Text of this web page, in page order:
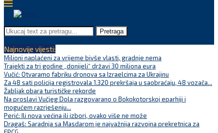
Pretraga
Najnovije vijesti:
Milioni naplaćeni za vrijeme bivše vlasti, gradnje nema
Trajekti za tri godine „donijeli“ državi 30 miliona eura
Vučić: Otvaramo fabriku dronova sa Izraelcima za Ukrajinu
Za 48 sati policija registrovala 1.320 prekršaja u saobraćaju, 48 vozača...
Žabljak obara turističke rekorde
Na proslavi Vučjeg Dola razgovarano o Bokokotorskoj eparhiji i
mogućem razrješenju...
Perić: Ili nova većina ili izbori, ovako više ne može
Dragaš: Saradnja sa Masdarom je najvažnija razvojna prekretnica za